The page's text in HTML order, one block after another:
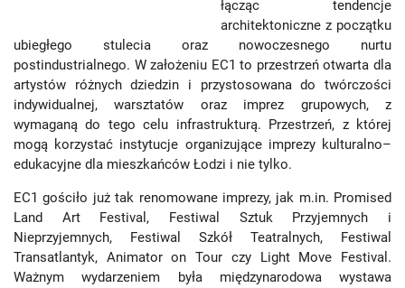
łącząc tendencje
architektoniczne z początku
ubiegłego stulecia oraz nowoczesnego nurtu
postindustrialnego. W założeniu EC1 to przestrzeń otwarta dla
artystów różnych dziedzin i przystosowana do twórczości
indywidualnej, warsztatów oraz imprez grupowych, z
wymaganą do tego celu infrastrukturą. Przestrzeń, z której
mogą korzystać instytucje organizujące imprezy kulturalno–
edukacyjne dla mieszkańców Łodzi i nie tylko.
EC1 gościło już tak renomowane imprezy, jak m.in. Promised
Land Art Festival, Festiwal Sztuk Przyjemnych i
Nieprzyjemnych, Festiwal Szkół Teatralnych, Festiwal
Transatlantyk, Animator on Tour czy Light Move Festival.
Ważnym wydarzeniem była międzynarodowa wystawa